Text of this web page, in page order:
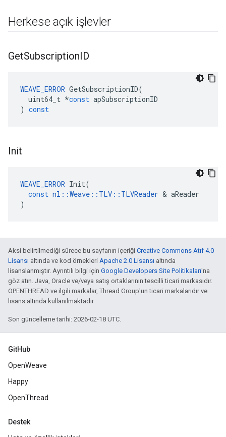
Herkese açık işlevler
GetSubscriptionID
WEAVE_ERROR GetSubscriptionID(
uint64_t *const apSubscriptionID
) const
Init
WEAVE_ERROR Init(
const nl ::Weave :: TLV :: TLVReader & aReader
)
Aksi belirtilmediği sürece bu sayfanın içeriği Creative Commons Atıf 4.0
Lisansı altında ve kod örnekleri Apache 2.0 Lisansı altında
lisanslanmıştır. Ayrıntılı bilgi için Google Developers Site Politikaları'na
göz atın. Java, Oracle ve/veya satış ortaklarının tescilli ticari markasıdır.
OPENTHREAD ve ilgili markalar, Thread Group'un ticari markalarıdır ve
lisans altında kullanılmaktadır.
Son güncelleme tarihi: 2026-02-18 UTC.
GitHub
OpenWeave
Happy
OpenThread
Destek